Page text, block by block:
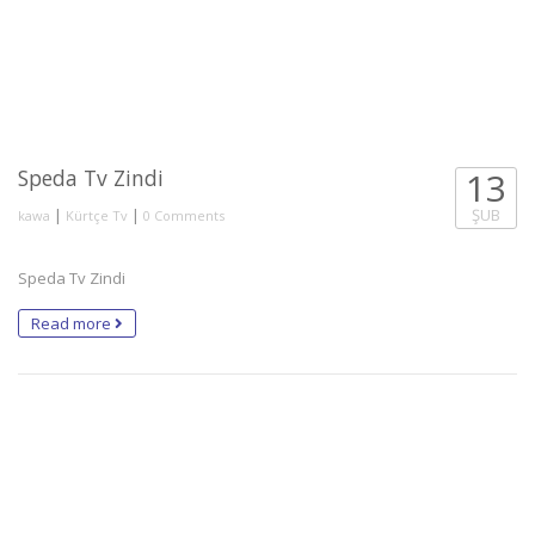
Speda Tv Zindi
kawa | Kürtçe Tv | 0 Comments
13
ŞUB
Speda Tv Zindi
Read more